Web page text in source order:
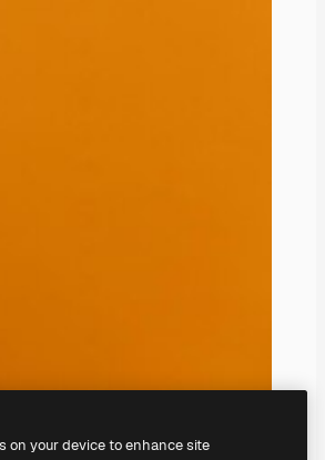
on your device to enhance site